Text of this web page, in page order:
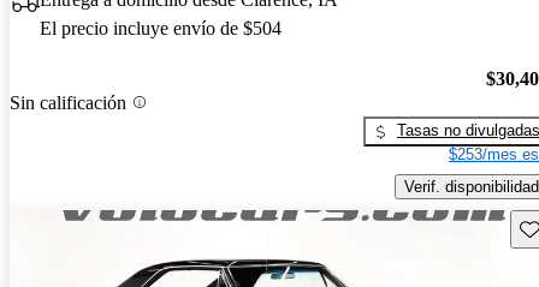
El precio incluye envío de $504
Sin calificación
Tasas no divulgadas
$253/mes
Verif. disponibilidad